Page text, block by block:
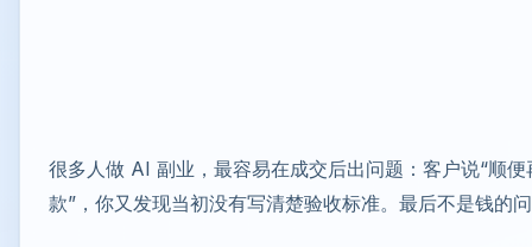
很多人做 AI 副业，最容易在成交后出问题：客户说“顺
款”，你又发现当初没有写清楚验收标准。最后不是钱的